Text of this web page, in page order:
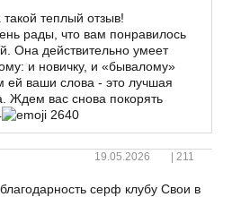
теплый отзыв!
рады, что вам понравилось
Она действительно умеет
и новичку, и «бывалому»
ваши слова - это лучшая
Ждем вас снова покорять
19.05.2026 211
серф клубу Свои в